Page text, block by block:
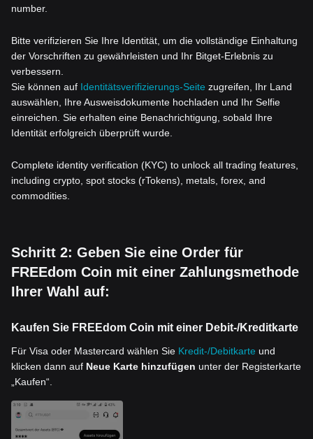
number.
Bitte verifizieren Sie Ihre Identität, um die vollständige Einhaltung
der Vorschriften zu gewährleisten und Ihr Bitget-Erlebnis zu
verbessern.
Sie können auf Identitätsverifizierungs-Seite zugreifen, Ihr Land
auswählen, Ihre Ausweisdokumente hochladen und Ihr Selfie
einreichen. Sie erhalten eine Benachrichtigung, sobald Ihre
Identität erfolgreich überprüft wurde.
Complete identity verification (KYC) to unlock all trading features,
including crypto, spot stocks (rTokens), metals, forex, and
commodities.
Schritt 2: Geben Sie eine Order für
FREEdom Coin mit einer Zahlungsmethode
Ihrer Wahl auf:
Kaufen Sie FREEdom Coin mit einer Debit-/Kreditkarte
Für Visa oder Mastercard wählen Sie Kredit-/Debitkarte und
klicken dann auf Neue Karte hinzufügen unter der Registerkarte
„Kaufen“.